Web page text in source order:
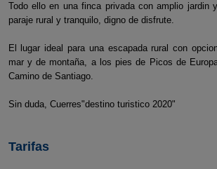
Todo ello en una finca privada con amplio jardin
paraje rural y tranquilo, digno de disfrute.
El lugar ideal para una escapada rural con
mar y de montaña, a los pies de Picos de
Camino de Santiago.
Sin duda, Cuerres"destino turistico 2020"
Tarifas